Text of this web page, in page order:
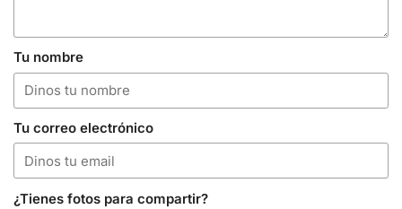
Tu nombre
Tu correo electrónico
¿Tienes fotos para compartir?